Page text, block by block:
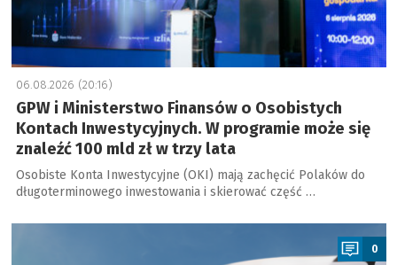
06.08.2026 (20:16)
GPW i Ministerstwo Finansów o Osobistych
Kontach Inwestycyjnych. W programie może się
znaleźć 100 mld zł w trzy lata
Osobiste Konta Inwestycyjne (OKI) mają zachęcić Polaków do
długoterminowego inwestowania i skierować część …
a
0